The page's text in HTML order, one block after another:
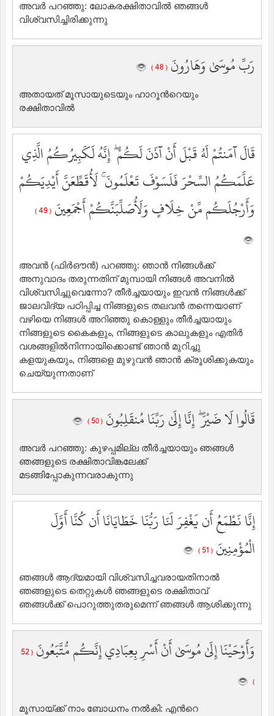
അവര്‍ പറഞ്ഞു: ലോകരക്ഷിതാവില്‍ ‍ഞങ്ങള്‍
വിശ്വസിച്ചിരിക്കുന്നു
رَبِّ مُوسَىٰ وَهَارُونَ ( 48 )
അതായത് മൂസായുടെയും ഹാറൂന്‍റെയും
രക്ഷിതാവില്‍
قَالَ آمَنتُمْ لَهُ قَبْلَ أَنْ آذَنَ لَكُمْ ۖ إِنَّهُ لَكَبِيرُكُمُ الَّذِي
عَلَّمَكُمُ السِّحْرَ فَلَسَوْفَ تَعْلَمُونَ ۚ لَأُقَطِّعَنَّ أَيْدِيَكُمْ
وَأَرْجُلَكُم مِّنْ خِلَافٍ وَلَأُصَلِّبَنَّكُمْ أَجْمَعِينَ ( 49 )
അവന്‍ (ഫിര്‍ഔന്‍) പറഞ്ഞു: ഞാന്‍ നിങ്ങള്‍ക്ക്
അനുവാദം തരുന്നതിന് മുമ്പായി നിങ്ങള്‍ അവനില്‍
‍വിശ്വസിച്ചുവെന്നോ? തീര്‍ച്ചയായും ഇവന്‍ നിങ്ങള്‍ക്ക്
ജാലവിദ്യ പഠിപ്പിച്ച നിങ്ങളുടെ തലവന്‍ തന്നെയാണ്
വഴിയെ നിങ്ങള്‍ അറിഞ്ഞു കൊള്ളും തീര്‍ച്ചയായും
നിങ്ങളുടെ കൈകളും, നിങ്ങളുടെ കാലുകളും എതിര്‍
‍വശങ്ങളില്‍നിന്നായിക്കൊണ്ട് ഞാന്‍ മുറിച്ചു
കളയുകയും, നിങ്ങളെ മുഴുവന്‍ ഞാന്‍ ക്രൂശിക്കുകയും
ചെയ്യുന്നതാണ്‌
قَالُوا لَا ضَيْرَ ۖ إِنَّا إِلَىٰ رَبِّنَا مُنقَلِبُونَ ( 50 )
അവര്‍ പറഞ്ഞു: കുഴപ്പമില്ല തീര്‍ച്ചയായും ഞങ്ങള്‍
ഞങ്ങളുടെ രക്ഷിതാവിങ്കലേക്ക്
മടങ്ങിപ്പോകുന്നവരാകുന്നു
إِنَّا نَطْمَعُ أَن يَغْفِرَ لَنَا رَبُّنَا خَطَايَانَا أَن كُنَّا أَوَّلَ
الْمُؤْمِنِينَ ( 51 )
ഞങ്ങള്‍ ആദ്യമായി വിശ്വസിച്ചവരായതിനാല്‍
‍ഞങ്ങളുടെ തെറ്റുകള്‍ ഞങ്ങളുടെ രക്ഷിതാവ്
ഞങ്ങള്‍ക്ക് പൊറുത്തുതരുമെന്ന് ഞങ്ങള്‍ ആശിക്കുന്നു
وَأَوْحَيْنَا إِلَىٰ مُوسَىٰ أَنْ أَسْرِ بِعِبَادِي إِنَّكُم مُّتَّبَعُونَ ( 52
)
മൂസായ്ക്ക് നാം ബോധനം നല്‍കി: എന്‍റെ